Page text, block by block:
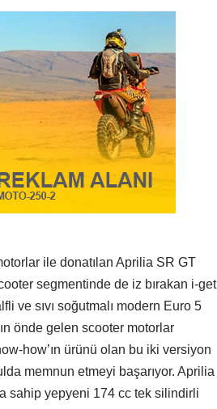
ile donatılan Aprilia SR GT
segmentinde de iz bırakan i-get
ve sıvı soğutmalı modern Euro 5
önde gelen scooter motorlar
how’ın ürünü olan bu iki versiyon
memnun etmeyi başarıyor. Aprilia
sahip yepyeni 174 cc tek silindirli